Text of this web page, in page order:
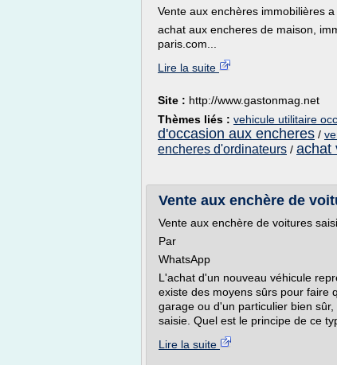
Vente aux enchères immobilières a
achat aux encheres de maison,
paris.com...
Lire la suite
Site : http://www.gastonmag.net
Thèmes liés : vehicule utilitaire
d'occasion aux encheres /
encheres d'ordinateurs / achat
Vente aux enchère de
Vente aux enchère de voitures
Par
WhatsApp
L'achat d'un nouveau véhicule
existe des moyens sûrs pour faire
garage ou d'un particulier bien
saisie. Quel est le principe de ce
Lire la suite